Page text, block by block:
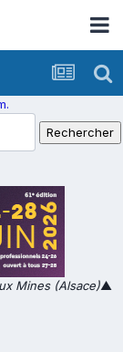
Mines (Alsace)▲